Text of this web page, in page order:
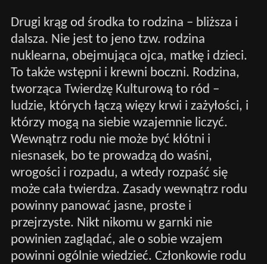
Drugi krąg od środka to rodzina – bliższa i
dalsza. Nie jest to jeno tzw. rodzina
nuklearna, obejmująca ojca, matkę i dzieci.
To także wstępni i krewni boczni. Rodzina,
tworząca Twierdzę Kulturową to ród –
ludzie, których łączą więzy krwi i zażyłości, i
którzy mogą na siebie wzajemnie liczyć.
Wewnątrz rodu nie może być kłótni i
niesnasek, bo te prowadzą do waśni,
wrogości i rozpadu, a wtedy rozpaść się
może cała twierdza. Zasady wewnątrz rodu
powinny panować jasne, proste i
przejrzyste. Nikt nikomu w garnki nie
powinien zaglądać, ale o sobie wzajem
powinni ogólnie wiedzieć. Członkowie rodu